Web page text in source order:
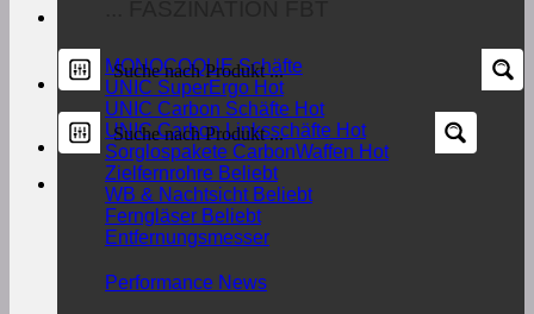
MONOCOQUE Schäfte
UNIC SuperErgo
UNIC Carbon Schäfte
UNIC Carbon Linksschäfte
Sorglospakete CarbonWaffen
Zielfernrohre
WB & Nachtsicht
Ferngläser
Entfernungsmesser
Performance News